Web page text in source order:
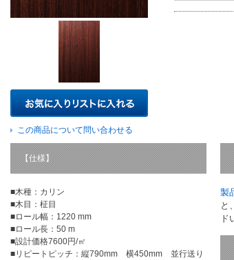
この商品について問い合わせる
【仕様】
■木種：カリン
■木目：柾目
■ロール幅：1220 mm
■ロール長：50 m
■設計価格7600円/㎡
■リピートピッチ：縦790mm 横450mm 並行送り
製
と
ド